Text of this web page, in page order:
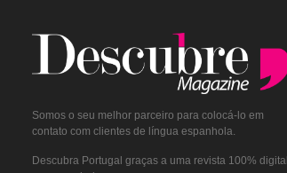
Somos o seu melhor parceiro para colocá-lo em
contato com clientes de língua espanhola.
Descubra Portugal graças a uma revista 100% digital